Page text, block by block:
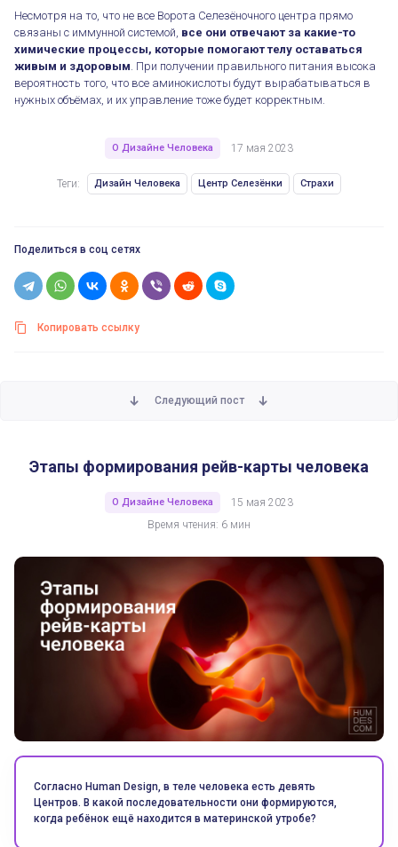
Несмотря на то, что не все Ворота Селезёночного центра прямо
связаны с иммунной системой, все они отвечают за какие-то
химические процессы, которые помогают телу оставаться
живым и здоровым. При получении правильного питания высока
вероятность того, что все аминокислоты будут вырабатываться в
нужных объёмах, и их управление тоже будет корректным.
О Дизайне Человека 17 мая 2023
Теги: Дизайн Человека Центр Селезёнки Страхи
Поделиться в соц сетях
Копировать ссылку
Следующий пост
Этапы формирования рейв-карты человека
О Дизайне Человека
15 мая 2023
Время чтения: 6 мин
Согласно Human Design, в теле человека есть девять
Центров. В какой последовательности они формируются,
когда ребёнок ещё находится в материнской утробе?